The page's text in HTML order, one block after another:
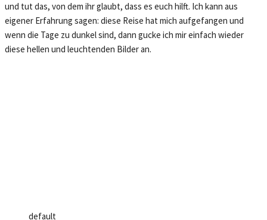
und tut das, von dem ihr glaubt, dass es euch hilft. Ich kann aus
eigener Erfahrung sagen: diese Reise hat mich aufgefangen und
wenn die Tage zu dunkel sind, dann gucke ich mir einfach wieder
diese hellen und leuchtenden Bilder an.
default